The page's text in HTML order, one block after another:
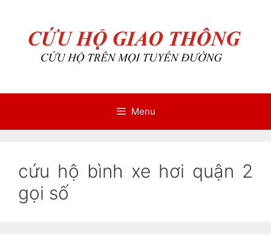
Menu
cứu hộ bình xe hơi quận 2
gọi số